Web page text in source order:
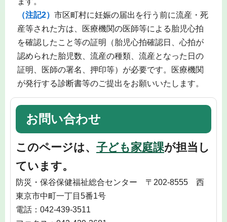
（注記2） 市区町村に妊娠の届出を行う前に流産・死
産等された方は、医療機関の医師等による胎児心拍
を確認したこと等の証明（胎児心拍確認日、心拍が
認められた胎児数、流産の種類、流産となった日の
証明、医師の署名、押印等）が必要です。医療機関
が発行する診断書等のご提出をお願いいたします。
お問い合わせ
このページは、 子ども家庭課が担当し
ています。
防災・保谷保健福祉総合センター 〒202-8555 西
東京市中町一丁目5番1号
電話：042-439-3511